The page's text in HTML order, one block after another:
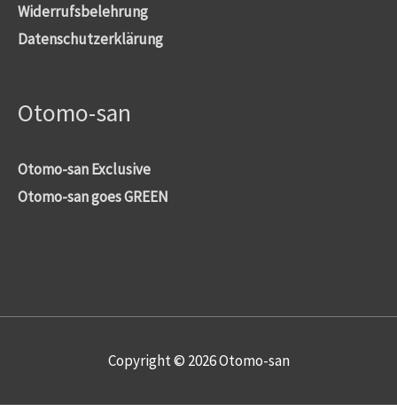
Widerrufsbelehrung
Datenschutzerklärung
Otomo-san
Otomo-san Exclusive
Otomo-san goes GREEN
Copyright © 2026Otomo-san